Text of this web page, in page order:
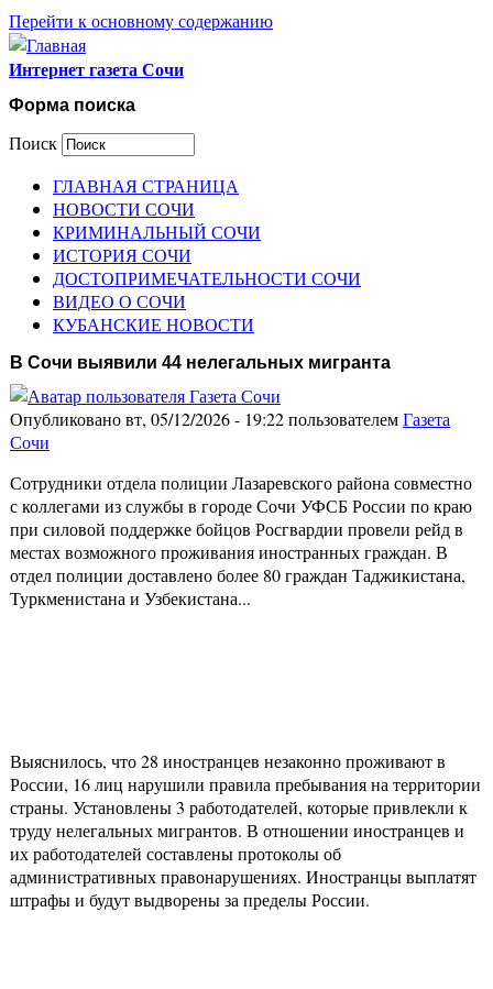
Перейти к основному содержанию
Интернет газета Сочи
Форма поиска
Поиск
ГЛАВНАЯ СТРАНИЦА
НОВОСТИ СОЧИ
КРИМИНАЛЬНЫЙ СОЧИ
ИСТОРИЯ СОЧИ
ДОСТОПРИМЕЧАТЕЛЬНОСТИ СОЧИ
ВИДЕО О СОЧИ
КУБАНСКИЕ НОВОСТИ
В Сочи выявили 44 нелегальных мигранта
Опубликовано вт, 05/12/2026 - 19:22 пользователемГазета
Сочи
Сотрудники отдела полиции Лазаревского района совместно
с коллегами из службы в городе Сочи УФСБ России по краю
при силовой поддержке бойцов Росгвардии провели рейд в
местах возможного проживания иностранных граждан. В
отдел полиции доставлено более 80 граждан Таджикистана,
Туркменистана и Узбекистана...
Выяснилось, что 28 иностранцев незаконно проживают в
России, 16 лиц нарушили правила пребывания на территории
страны. Установлены 3 работодателей, которые привлекли к
труду нелегальных мигрантов. В отношении иностранцев и
их работодателей составлены протоколы об
административных правонарушениях. Иностранцы выплатят
штрафы и будут выдворены за пределы России.